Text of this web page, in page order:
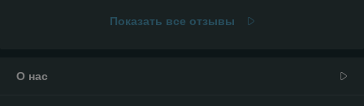
Показать все отзывы
О нас